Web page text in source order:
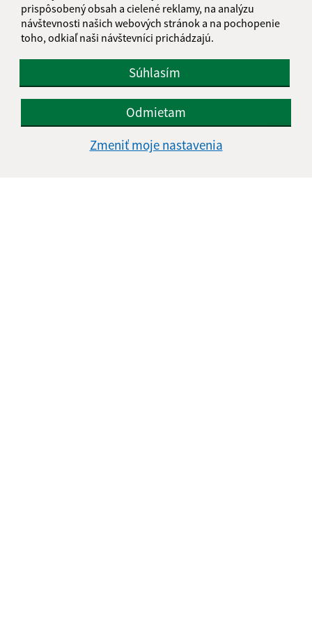
prispôsobený obsah a cielené reklamy, na analýzu
návštevnosti našich webových stránok a na pochopenie
toho, odkiaľ naši návštevníci prichádzajú.
Súhlasím
Odmietam
Zmeniť moje nastavenia